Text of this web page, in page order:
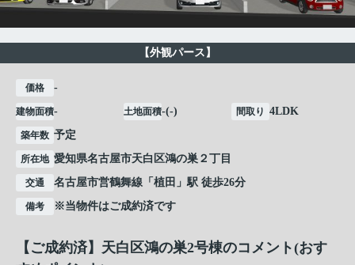
【外観パース】
価格 -
建物面積- 土地面積-(-) 間取り 4LDK
築年数 予定
所在地 愛知県名古屋市天白区鴻の巣 ２丁目
交通 名古屋市営鶴舞線 「植田 」駅 徒歩26分
備考 ※当物件はご成約済です
【ご成約済】天白区鴻の巣2号棟のコメント(おす